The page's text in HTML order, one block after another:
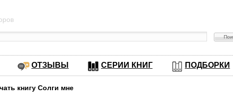
ОТЗЫВЫ СЕРИИ КНИГ ПОДБОРКИ
книгу Солги мне